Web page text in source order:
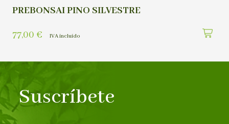
PREBONSAI PINO SILVESTRE
77,00 € IVA incluído
Suscríbete